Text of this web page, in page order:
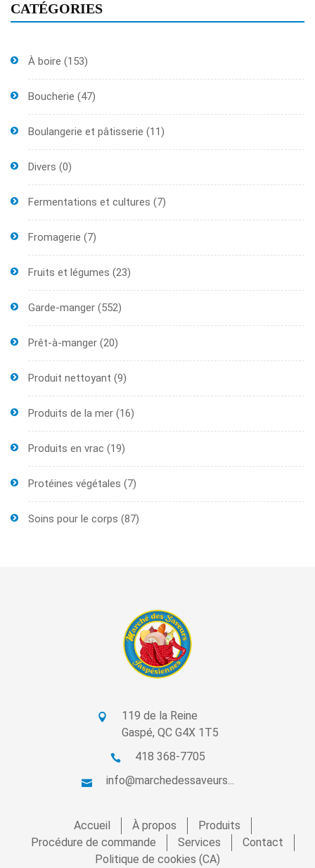
CATÉGORIES
À boire (153)
Boucherie (47)
Boulangerie et pâtisserie (11)
Divers (0)
Fermentations et cultures (7)
Fromagerie (7)
Fruits et légumes (23)
Garde-manger (552)
Prêt-à-manger (20)
Produit nettoyant (9)
Produits de la mer (16)
Produits en vrac (19)
Protéines végétales (7)
Soins pour le corps (87)
119 de la Reine
Gaspé, QC G4X 1T5
418 368-7705
info@marchedessaveurs...
Accueil À propos
Produits
Procédure de commande
Services
Contact
Politique de cookies (CA)